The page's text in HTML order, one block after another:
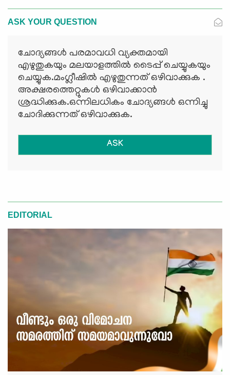
ASK YOUR QUESTION
ചോദ്യങ്ങള്‍ പരമാവധി വ്യക്തമായി
എഴുതുകയും മലയാളത്തില്‍ ടൈപ്പ് ചെയ്യുകയും
ചെയ്യുക.മംഗ്ലീഷില്‍ എഴുതുന്നത് ഒഴിവാക്കുക .
അക്ഷരത്തെറ്റുകള്‍ ഒഴിവാക്കാന്‍
ശ്രദ്ധിക്കുക.ഒന്നിലധികം ചോദ്യങ്ങള്‍ ഒന്നിച്ചു
ചോദിക്കുന്നത് ഒഴിവാക്കുക.
ASK
EDITORIAL